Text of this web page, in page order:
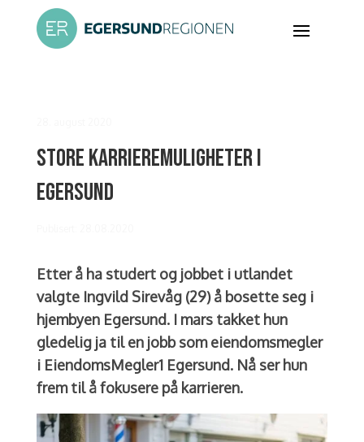
Store karrieremuligheter i
Egersund
Etter å ha studert og jobbet i utlandet
valgte Ingvild Sirevåg (29) å bosette seg i
hjembyen Egersund. I mars takket hun
gledelig ja til en jobb som eiendomsmegler
i EiendomsMegler1 Egersund. Nå ser hun
frem til å fokusere på karrieren.